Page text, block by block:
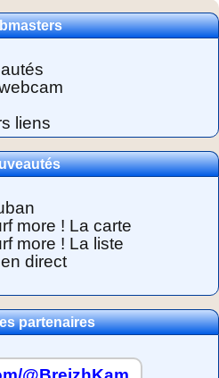
liens
more ! La carte
more ! La liste
direct
partenaires